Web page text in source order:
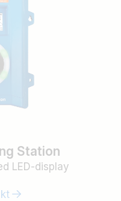
Station
LED-display